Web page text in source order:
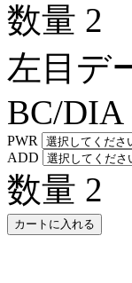
数量 2
左目デ
BC/DIA
PWR
ADD
数量 2
カートに入れる